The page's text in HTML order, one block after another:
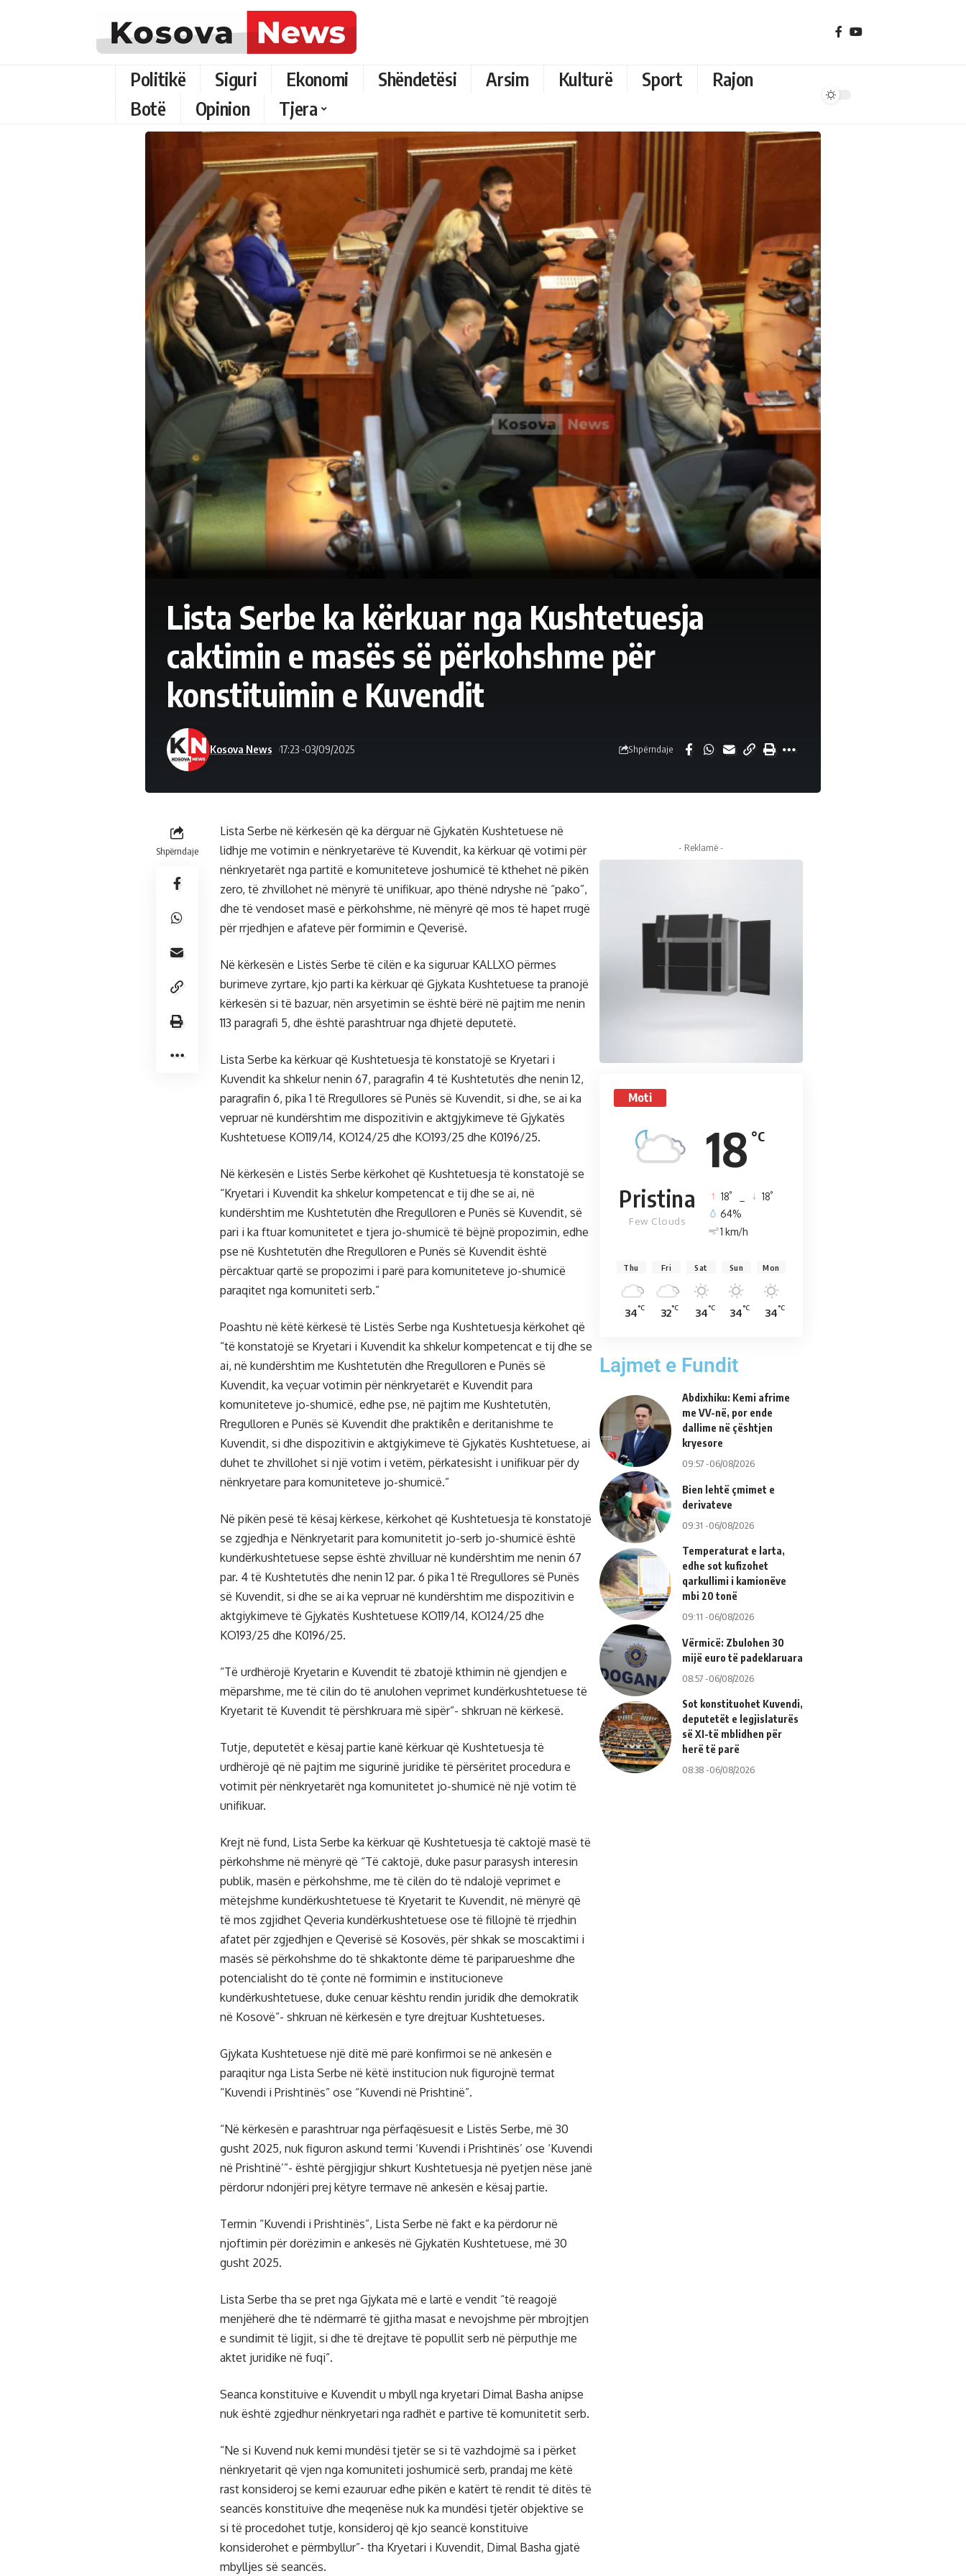
Politikë Siguri Ekonomi Shëndetësi Arsim Kulturë Sport
Rajon
Botë
Opinion Tjera
Lista Serbe ka kërkuar nga Kushtetuesja
caktimin e masës së përkohshme për
konstituimin e Kuvendit
Kosova News 17:23 -03/09/2025 Shpërndaje
Shpërndaje
Lista Serbe në kërkesën që ka dërguar në Gjykatën Kushtetuese në
lidhje me votimin e nënkryetarëve të Kuvendit, ka kërkuar që votimi për
nënkryetarët nga partitë e komuniteteve joshumicë të kthehet në pikën
zero, të zhvillohet në mënyrë të unifikuar, apo thënë ndryshe në “pako”,
dhe të vendoset masë e përkohshme, në mënyrë që mos të hapet rrugë
për rrjedhjen e afateve për formimin e Qeverisë.
Në kërkesën e Listës Serbe të cilën e ka siguruar KALLXO përmes
burimeve zyrtare, kjo parti ka kërkuar që Gjykata Kushtetuese ta pranojë
kërkesën si të bazuar, nën arsyetimin se është bërë në pajtim me nenin
113 paragrafi 5, dhe është parashtruar nga dhjetë deputetë.
Lista Serbe ka kërkuar që Kushtetuesja të konstatojë se Kryetari i
Kuvendit ka shkelur nenin 67, paragrafin 4 të Kushtetutës dhe nenin 12,
paragrafin 6, pika 1 të Rregullores së Punës së Kuvendit, si dhe, se ai ka
vepruar në kundërshtim me dispozitivin e aktgjykimeve të Gjykatës
Kushtetuese KO119/14, KO124/25 dhe KO193/25 dhe K0196/25.
Në kërkesën e Listës Serbe kërkohet që Kushtetuesja të konstatojë se
“Kryetari i Kuvendit ka shkelur kompetencat e tij dhe se ai, në
kundërshtim me Kushtetutën dhe Rregulloren e Punës së Kuvendit, së
pari i ka ftuar komunitetet e tjera jo-shumicë të bëjnë propozimin, edhe
pse në Kushtetutën dhe Rregulloren e Punës së Kuvendit është
përcaktuar qartë se propozimi i parë para komuniteteve jo-shumicë
paraqitet nga komuniteti serb.”
Poashtu në këtë kërkesë të Listës Serbe nga Kushtetuesja kërkohet që
“të konstatojë se Kryetari i Kuvendit ka shkelur kompetencat e tij dhe se
ai, në kundërshtim me Kushtetutën dhe Rregulloren e Punës së
Kuvendit, ka veçuar votimin për nënkryetarët e Kuvendit para
komuniteteve jo-shumicë, edhe pse, në pajtim me Kushtetutën,
Rregulloren e Punës së Kuvendit dhe praktikên e deritanishme te
Kuvendit, si dhe dispozitivin e aktgiykimeve të Gjykatës Kushtetuese, ai
duhet te zhvillohet si një votim i vetëm, përkatesisht i unifikuar për dy
nënkryetare para komuniteteve jo-shumicë.”
Në pikën pesë të kësaj kërkese, kërkohet që Kushtetuesja të konstatojë
se zgjedhja e Nënkryetarit para komunitetit jo-serb jo-shumicë është
kundërkushtetuese sepse është zhvilluar në kundërshtim me nenin 67
par. 4 të Kushtetutës dhe nenin 12 par. 6 pika 1 të Rregullores së Punës
së Kuvendit, si dhe se ai ka vepruar në kundërshtim me dispozitivin e
aktgiykimeve të Gjykatës Kushtetuese KO119/14, KO124/25 dhe
KO193/25 dhe K0196/25.
“Të urdhërojë Kryetarin e Kuvendit të zbatojë kthimin në gjendjen e
mëparshme, me të cilin do të anulohen veprimet kundërkushtetuese të
Kryetarit të Kuvendit të përshkruara më sipër”- shkruan në kërkesë.
Tutje, deputetët e kësaj partie kanë kërkuar që Kushtetuesja të
urdhërojë që në pajtim me sigurinë juridike të përsëritet procedura e
votimit për nënkryetarët nga komunitetet jo-shumicë në një votim të
unifikuar.
Krejt në fund, Lista Serbe ka kërkuar që Kushtetuesja të caktojë masë të
përkohshme në mënyrë që “Të caktojë, duke pasur parasysh interesin
publik, masën e përkohshme, me të cilën do të ndalojë veprimet e
mëtejshme kundërkushtetuese të Kryetarit te Kuvendit, në mënyrë që
të mos zgjidhet Qeveria kundërkushtetuese ose të fillojnë të rrjedhin
afatet për zgjedhjen e Qeverisë së Kosovës, për shkak se moscaktimi i
masës së përkohshme do të shkaktonte dëme të pariparueshme dhe
potencialisht do të çonte në formimin e institucioneve
kundërkushtetuese, duke cenuar kështu rendin juridik dhe demokratik
në Kosovë”- shkruan në kërkesën e tyre drejtuar Kushtetueses.
Gjykata Kushtetuese një ditë më parë konfirmoi se në ankesën e
paraqitur nga Lista Serbe në këtë institucion nuk figurojnë termat
“Kuvendi i Prishtinës” ose “Kuvendi në Prishtinë”.
“Në kërkesën e parashtruar nga përfaqësuesit e Listës Serbe, më 30
gusht 2025, nuk figuron askund termi ‘Kuvendi i Prishtinës’ ose ‘Kuvendi
në Prishtinë’”- është përgjigjur shkurt Kushtetuesja në pyetjen nëse janë
përdorur ndonjëri prej këtyre termave në ankesën e kësaj partie.
Termin “Kuvendi i Prishtinës”, Lista Serbe në fakt e ka përdorur në
njoftimin për dorëzimin e ankesës në Gjykatën Kushtetuese, më 30
gusht 2025.
Lista Serbe tha se pret nga Gjykata më e lartë e vendit “të reagojë
menjëherë dhe të ndërmarrë të gjitha masat e nevojshme për mbrojtjen
e sundimit të ligjit, si dhe të drejtave të popullit serb në përputhje me
aktet juridike në fuqi”.
Seanca konstituive e Kuvendit u mbyll nga kryetari Dimal Basha anipse
nuk është zgjedhur nënkryetari nga radhët e partive të komunitetit serb.
“Ne si Kuvend nuk kemi mundësi tjetër se si të vazhdojmë sa i përket
nënkryetarit që vjen nga komuniteti joshumicë serb, prandaj me këtë
rast konsideroj se kemi ezauruar edhe pikën e katërt të rendit të ditës të
seancës konstituive dhe meqenëse nuk ka mundësi tjetër objektive se
si të procedohet tutje, konsideroj që kjo seancë konstituive
konsiderohet e përmbyllur”- tha Kryetari i Kuvendit, Dimal Basha gjatë
mbylljes së seancës.
- Reklamë -
Moti
18 °C
Pristina
Few Clouds
18° 18°
64%
1 km/h
Thu
34°C
Fri
32°C
Sat
34°C
Sun
34°C
Mon
34°C
Lajmet e Fundit
Abdixhiku: Kemi afrime
me VV-në, por ende
dallime në çështjen
kryesore
09:57 -06/08/2026
Bien lehtë çmimet e
derivateve
09:31 -06/08/2026
Temperaturat e larta,
edhe sot kufizohet
qarkullimi i kamionëve
mbi 20 tonë
09:11 -06/08/2026
Vërmicë: Zbulohen 30
mijë euro të padeklaruara
08:57 -06/08/2026
Sot konstituohet Kuvendi,
deputetët e legjislaturës
së XI-të mblidhen për
herë të parë
08:38 -06/08/2026